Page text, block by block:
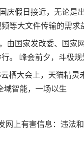
假日接近，无论是
等大文件传输的需求
国家发改委、国家
。 峰会前夕，斗极
大会上，天猫精灵
域智能，一场以生
上有害信息：违法